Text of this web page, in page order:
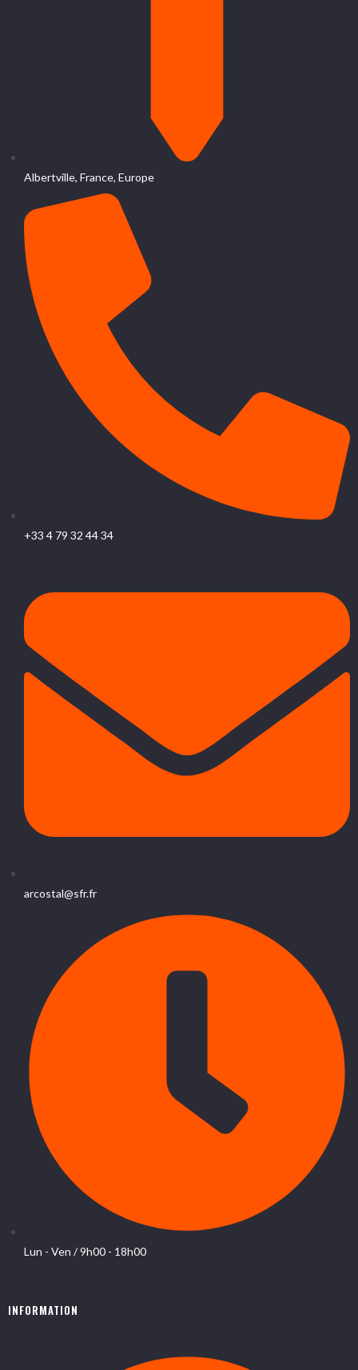
Albertville, France, Europe
+33 4 79 32 44 34
arcostal@sfr.fr
Lun - Ven / 9h00 - 18h00
INFORMATION